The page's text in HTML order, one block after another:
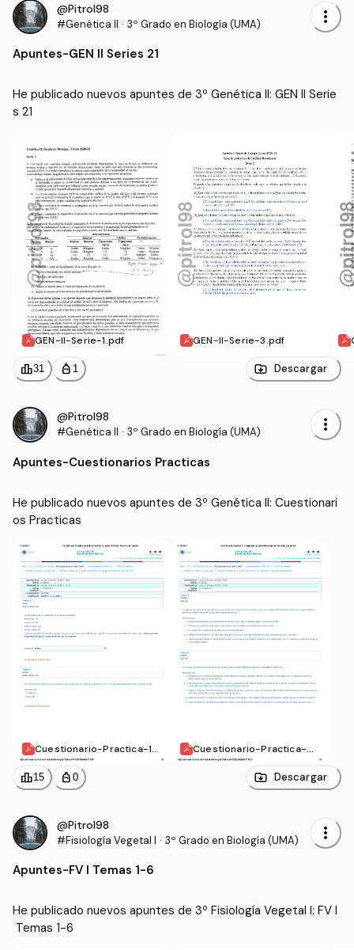
@Pitrol98
#Genética II · 3º Grado en Biología (UMA) more_vert
Apuntes-GEN II Series 21
He publicado nuevos apuntes de 3º Genética II: GEN II Serie
s 21
GEN-II-Serie-1.pdf GEN-II-Serie-3.pdf
leaderboard31 personal_bag 1 Descargar
@Pitrol98
#Genética II · 3º Grado en Biología (UMA) more_vert
Apuntes-Cuestionarios Practicas
He publicado nuevos apuntes de 3º Genética II: Cuestionari
os Practicas
Cuestionario-Practica-1-
Analisis-Genetico-en-ma
iz2019-20-Revision-del-i
ntento.pdf
Cuestionario-Practica-2-
Percepcion-de-la-fenilti
ocarbamida-Revision-del
-intento.pdf
leaderboard15 personal_bag 0 Descargar
@Pitrol98
#Fisiología Vegetal I · 3º Grado en Biología (UMA) more_vert
Apuntes-FV I Temas 1-6
He publicado nuevos apuntes de 3º Fisiología Vegetal I: FV I
Temas 1-6